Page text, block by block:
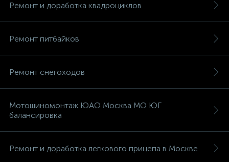
Ремонт и доработка квадроциклов
Ремонт питбайков
Ремонт снегоходов
Мотошиномонтаж ЮАО Москва МО ЮГ
балансировка
Ремонт и доработка легкового прицепа в Москве